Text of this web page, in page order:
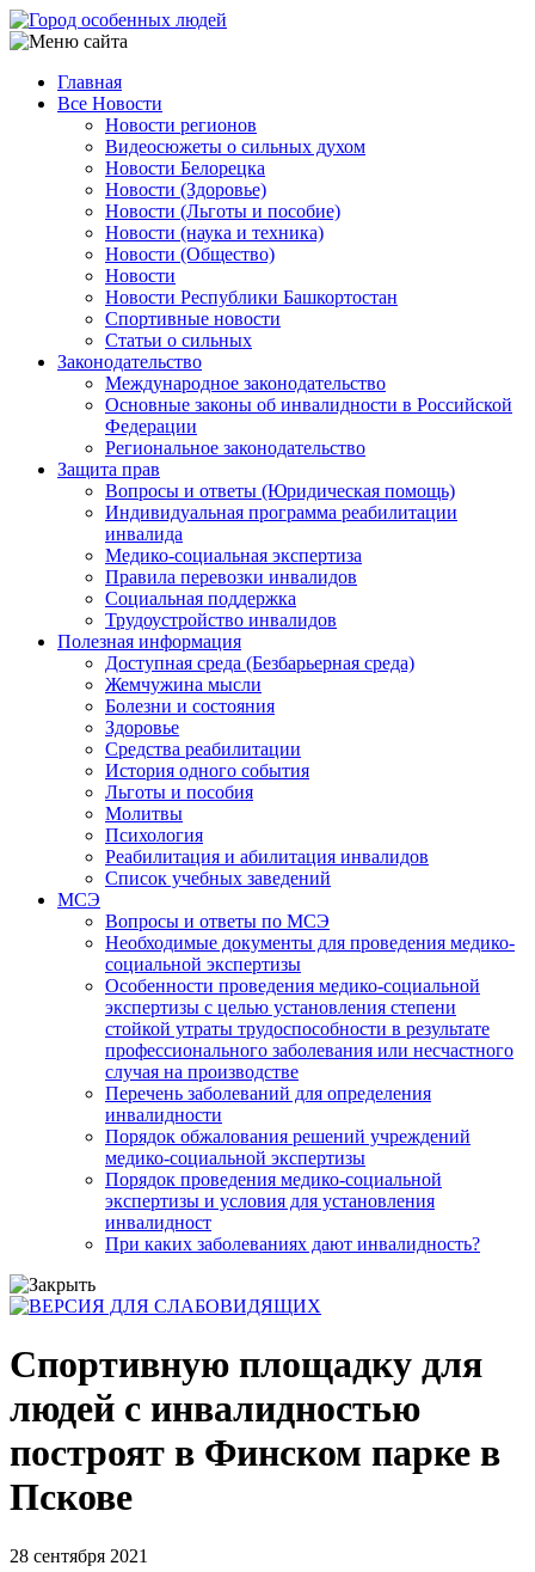
Перейти
к
содержанию
Main
navigation
Главная
Все Новости
Новости регионов
Видеосюжеты о сильных духом
Новости Белорецка
Новости (Здоровье)
Новости (Льготы и пособие)
Новости (наука и техника)
Новости (Общество)
Новости
Новости Республики Башкортостан
Спортивные новости
Статьи о сильных
Законодательство
Международное законодательство
Основные законы об инвалидности в Российской
Федерации
Региональное законодательство
Защита прав
Вопросы и ответы (Юридическая помощь)
Индивидуальная программа реабилитации
инвалида
Медико-социальная экспертиза
Правила перевозки инвалидов
Социальная поддержка
Трудоустройство инвалидов
Полезная информация
Доступная среда (Безбарьерная среда)
Жемчужина мысли
Болезни и состояния
Здоровье
Средства реабилитации
История одного события
Льготы и пособия
Молитвы
Психология
Реабилитация и абилитация инвалидов
Список учебных заведений
МСЭ
Вопросы и ответы по МСЭ
Необходимые документы для проведения медико-
социальной экспертизы
Особенности проведения медико-социальной
экспертизы с целью установления степени
стойкой утраты трудоспособности в результате
профессионального заболевания или несчастного
случая на производстве
Перечень заболеваний для определения
инвалидности
Порядок обжалования решений учреждений
медико-социальной экспертизы
Порядок проведения медико-социальной
экспертизы и условия для установления
инвалидност
При каких заболеваниях дают инвалидность?
Спортивную площадку для
людей с инвалидностью
построят в Финском парке в
Пскове
28 сентября 2021